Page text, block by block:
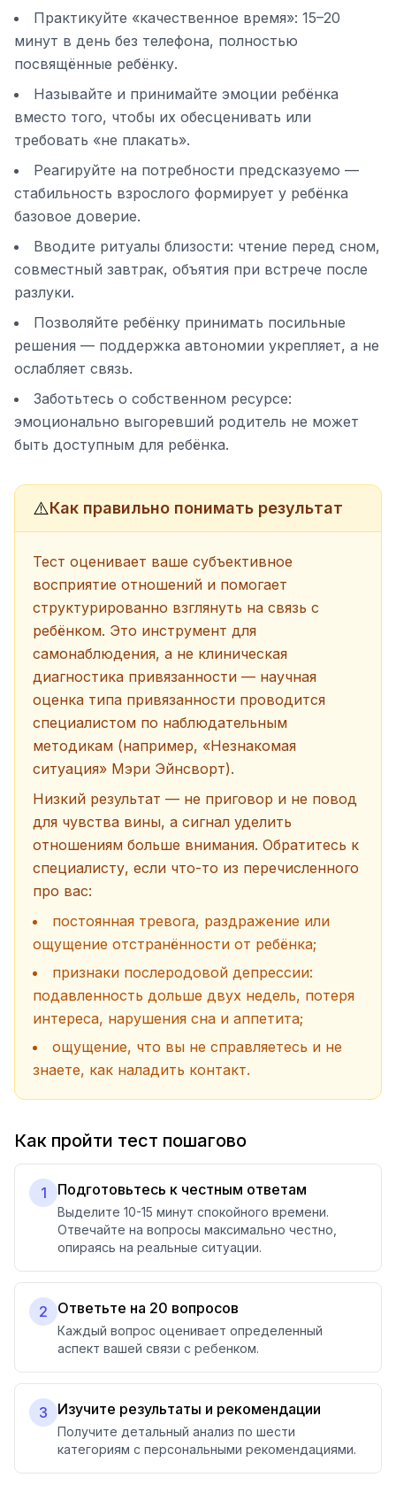
Практикуйте «качественное время»: 15–20
минут в день без телефона, полностью
посвящённые ребёнку.
Называйте и принимайте эмоции ребёнка
вместо того, чтобы их обесценивать или
требовать «не плакать».
Реагируйте на потребности предсказуемо —
стабильность взрослого формирует у ребёнка
базовое доверие.
Вводите ритуалы близости: чтение перед сном,
совместный завтрак, объятия при встрече после
разлуки.
Позволяйте ребёнку принимать посильные
решения — поддержка автономии укрепляет, а не
ослабляет связь.
Заботьтесь о собственном ресурсе:
эмоционально выгоревший родитель не может
быть доступным для ребёнка.
⚠️Как правильно понимать результат
Тест оценивает ваше субъективное
восприятие отношений и помогает
структурированно взглянуть на связь с
ребёнком. Это инструмент для
самонаблюдения, а не клиническая
диагностика привязанности — научная
оценка типа привязанности проводится
специалистом по наблюдательным
методикам (например, «Незнакомая
ситуация» Мэри Эйнсворт).
Низкий результат — не приговор и не повод
для чувства вины, а сигнал уделить
отношениям больше внимания. Обратитесь к
специалисту, если что-то из перечисленного
про вас:
постоянная тревога, раздражение или
ощущение отстранённости от ребёнка;
признаки послеродовой депрессии:
подавленность дольше двух недель, потеря
интереса, нарушения сна и аппетита;
ощущение, что вы не справляетесь и не
знаете, как наладить контакт.
Как пройти тест пошагово
1 Подготовьтесь к честным ответам
Выделите 10-15 минут спокойного времени.
Отвечайте на вопросы максимально честно,
опираясь на реальные ситуации.
2 Ответьте на 20 вопросов
Каждый вопрос оценивает определенный
аспект вашей связи с ребенком.
3 Изучите результаты и рекомендации
Получите детальный анализ по шести
категориям с персональными рекомендациями.